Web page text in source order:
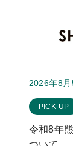
2026年8月
このお知
PICK UP
令和8年